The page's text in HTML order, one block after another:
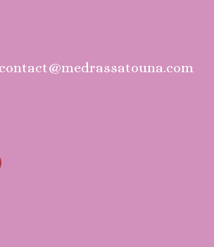
contact@medrassatouna.com